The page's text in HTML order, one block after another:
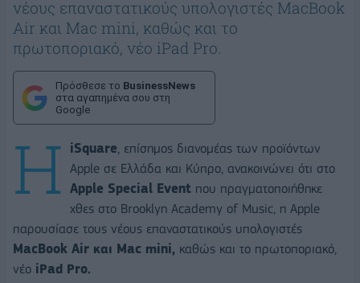
νέους επαναστατικούς υπολογιστές MacBook
Air και Mac mini, καθώς και το
πρωτοποριακό, νέο iPad Pro.
Πρόσθεσε το BusinessNews
στα αγαπημένα σου στη
Google
Η iSquare , επίσημος διανομέας των προϊόντων
Apple σε Ελλάδα και Κύπρο, ανακοινώνει ότι στο
Apple Special Event που πραγματοποιήθηκε
χθες στο Brooklyn Academy of Music, η Apple
παρουσίασε τους νέους επαναστατικούς υπολογιστές
MacBook Air και Mac mini, καθώς και το πρωτοποριακό,
νέο iPad Pro.